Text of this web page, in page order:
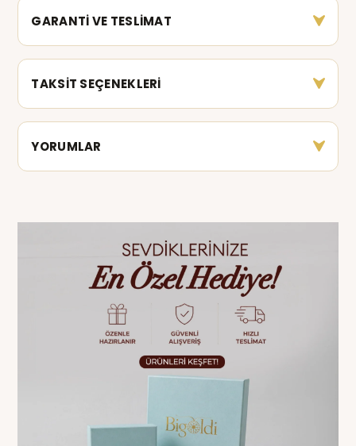
GARANTİ VE TESLİMAT
TAKSİT SEÇENEKLERİ
YORUMLAR